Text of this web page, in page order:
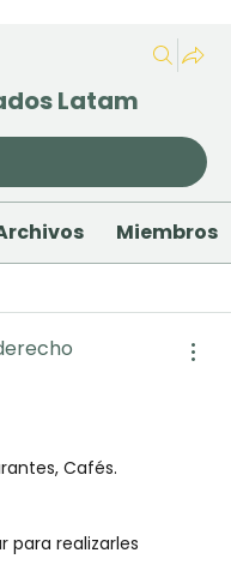
Latam
Miembros
Cafés.
para realizarles